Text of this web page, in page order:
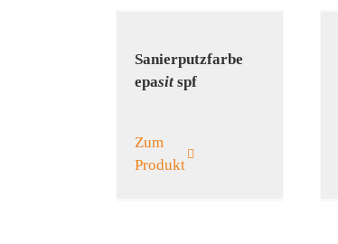
Sanier­putz­farbe
epasit spf
Zum
Produkt